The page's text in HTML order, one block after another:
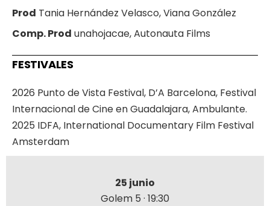
Prod Tania Hernández Velasco, Viana González
Comp. Prod unahojacae, Autonauta Films
FESTIVALES
2026 Punto de Vista Festival, D’A Barcelona, Festival
Internacional de Cine en Guadalajara, Ambulante.
2025 IDFA, International Documentary Film Festival
Amsterdam
25 junio
Golem 5 · 19:30